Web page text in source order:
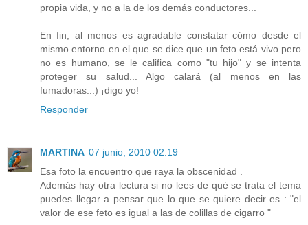
propia vida, y no a la de los demás conductores...
En fin, al menos es agradable constatar cómo desde el
mismo entorno en el que se dice que un feto está vivo pero
no es humano, se le califica como "tu hijo" y se intenta
proteger su salud... Algo calará (al menos en las
fumadoras...) ¡digo yo!
Responder
MARTINA 07 junio, 2010 02:19
Esa foto la encuentro que raya la obscenidad .
Además hay otra lectura si no lees de qué se trata el tema
puedes llegar a pensar que lo que se quiere decir es : "el
valor de ese feto es igual a las de colillas de cigarro "